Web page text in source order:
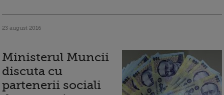
23 august 2016
Ministerul Muncii
discuta cu
partenerii sociali